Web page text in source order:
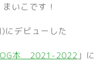
いこです！
にデビューした
本 2021-2022 」に